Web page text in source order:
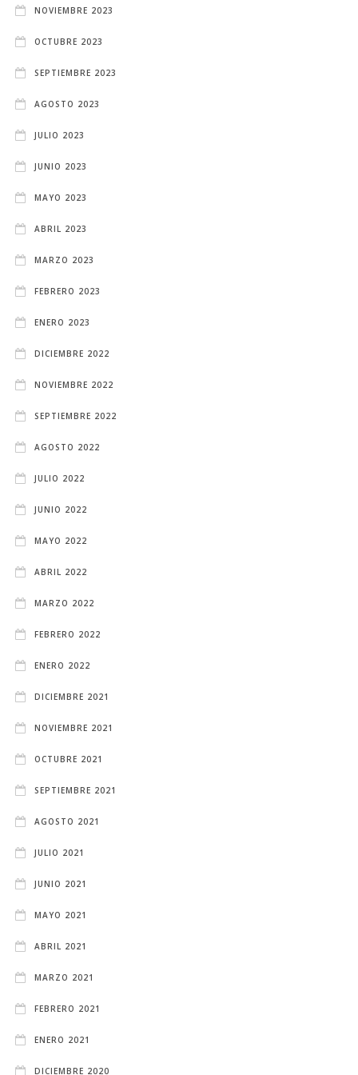
NOVIEMBRE 2023
OCTUBRE 2023
SEPTIEMBRE 2023
AGOSTO 2023
JULIO 2023
JUNIO 2023
MAYO 2023
ABRIL 2023
MARZO 2023
FEBRERO 2023
ENERO 2023
DICIEMBRE 2022
NOVIEMBRE 2022
SEPTIEMBRE 2022
AGOSTO 2022
JULIO 2022
JUNIO 2022
MAYO 2022
ABRIL 2022
MARZO 2022
FEBRERO 2022
ENERO 2022
DICIEMBRE 2021
NOVIEMBRE 2021
OCTUBRE 2021
SEPTIEMBRE 2021
AGOSTO 2021
JULIO 2021
JUNIO 2021
MAYO 2021
ABRIL 2021
MARZO 2021
FEBRERO 2021
ENERO 2021
DICIEMBRE 2020